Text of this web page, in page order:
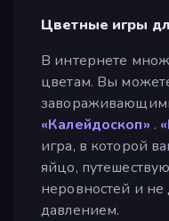
Цветные игры
В интернете
цветам. Вы
«Калейдоскоп» .
игра, в которой
яйцо,
неровностей и не
давлением.